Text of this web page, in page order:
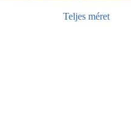
Teljes méret